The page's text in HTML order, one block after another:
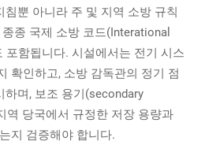
뿐 아니라 주 및 지역 소방 규칙
종 국제 소방 코드(Interational
포함됩니다. 시설에서는 전기 시스
확인하고, 소방 감독관의 정기 점
하며, 보조 용기(secondary
역 당국에서 규정한 저장 용량과
지 검증해야 합니다.